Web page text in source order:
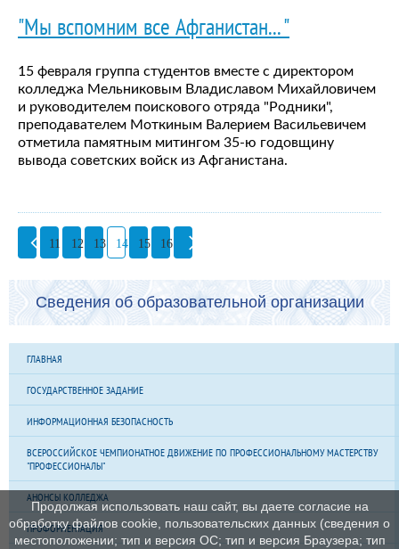
"Мы вспомним все Афганистан... "
15 февраля группа студентов вместе с директором
колледжа Мельниковым Владиславом Михайловичем
и руководителем поискового отряда "Родники",
преподавателем Моткиным Валерием Васильевичем
отметила памятным митингом 35-ю годовщину
вывода советских войск из Афганистана.
11 12 13 14 15 16
Сведения об образовательной организации
ГЛАВНАЯ
ГОСУДАРСТВЕННОЕ ЗАДАНИЕ
ИНФОРМАЦИОННАЯ БЕЗОПАСНОСТЬ
ВСЕРОССИЙСКОЕ ЧЕМПИОНАТНОЕ ДВИЖЕНИЕ ПО ПРОФЕССИОНАЛЬНОМУ МАСТЕРСТВУ
"ПРОФЕССИОНАЛЫ"
АНОНСЫ КОЛЛЕДЖА
ПРОФОРИЕНТАЦИЯ
Продолжая использовать наш сайт, вы даете согласие на
обработку файлов cookie, пользовательских данных (сведения о
местоположении; тип и версия ОС; тип и версия Браузера; тип